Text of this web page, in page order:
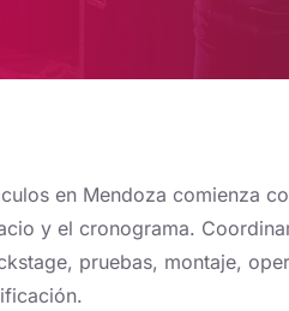
en Mendoza comienza
y el cronograma.
pruebas, montaje,